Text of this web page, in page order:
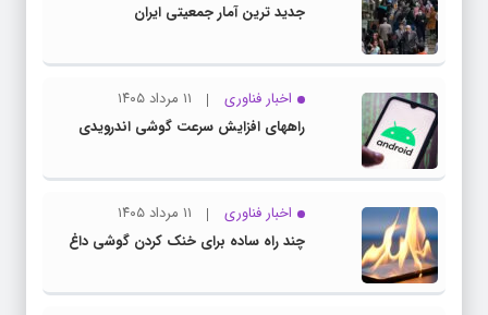
جدید ترین آمار جمعیتی ایران
اخبار فناوری
۱۱ مرداد ۱۴۰۵
راههای افزایش سرعت گوشی اندرویدی
اخبار فناوری
۱۱ مرداد ۱۴۰۵
چند راه‌ ساده برای خنک کردن گوشی داغ